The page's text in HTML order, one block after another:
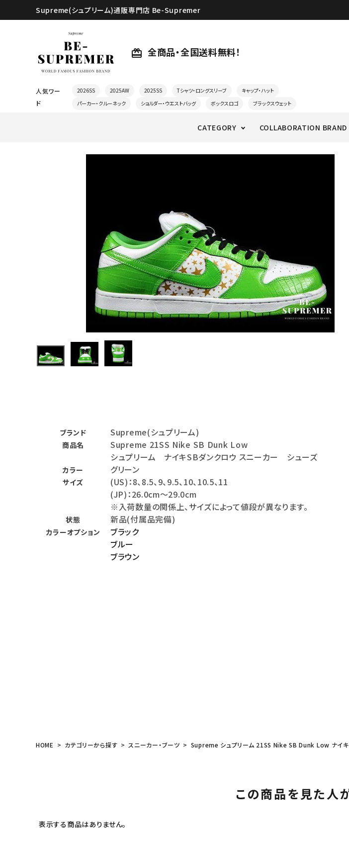
Supreme(シュプリーム)通販専門店 Be-Supremer
card_giftcard 全商品・全国送料無料！
人気ワー
ド
2026SS 2025AW 2025SS Tシャツ・ロングスリーブ
キャップ・ハット
パーカー・クルーネック
ショルダー・ウエストバッグ ボックスロゴ ブラックスウェット
CATEGORY COLLABORATION BRAND
Tシャツ・ロングスリーブ
ニット帽・ビーニー
その他バッグ類
パンツ・ショーツ
アクセサリー
ブランド Supreme(シュプリーム)
商品名
Supreme 21SS Nike SB Dunk Low
シュプリーム ナイキSBダンクロウ スニーカー シューズ
カラー グリーン
サイズ
(US)：8、8.5、9、9.5、10、10.5、11
(JP)：26.0cm～29.0cm
※入荷数量の関係上、サイズによって値段が異なります。
状態 新品(付属品完備)
カラーオプション
ブラック
ブルー
ブラウン
HOME カテゴリーから探す スニーカー・ブーツ Supreme シュプリーム 21SS Nike SB Dunk Low ナイキ
この商品を見た人
表示する商品はありません。